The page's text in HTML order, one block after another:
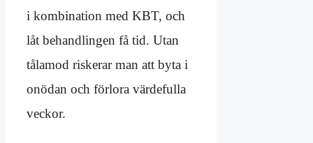
i kombination med KBT, och
låt behandlingen få tid. Utan
tålamod riskerar man att byta i
onödan och förlora värdefulla
veckor.